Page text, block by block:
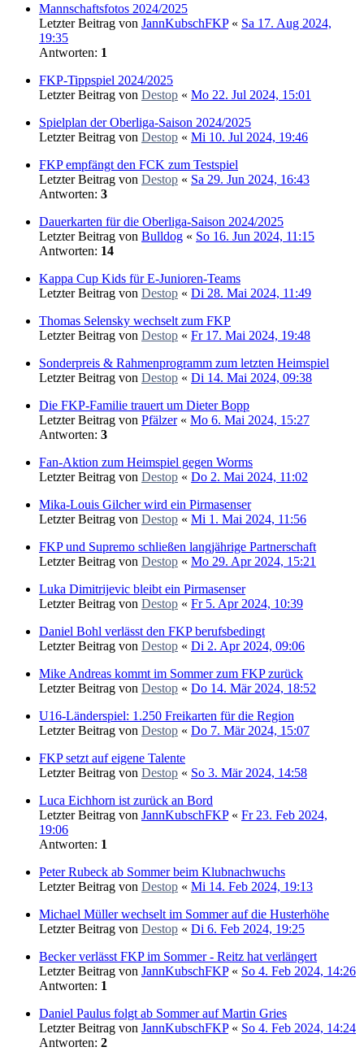
Mannschaftsfotos 2024/2025
Letzter Beitrag von JannKubschFKP« Sa 17. Aug 2024,
19:35
Antworten: 1
FKP-Tippspiel 2024/2025
Letzter Beitrag von Destop « Mo 22. Jul 2024, 15:01
Spielplan der Oberliga-Saison 2024/2025
Letzter Beitrag von Destop « Mi 10. Jul 2024, 19:46
FKP empfängt den FCK zum Testspiel
Letzter Beitrag von Destop « Sa 29. Jun 2024, 16:43
Antworten: 3
Dauerkarten für die Oberliga-Saison 2024/2025
Letzter Beitrag von Bulldog « So 16. Jun 2024, 11:15
Antworten: 14
Kappa Cup Kids für E-Junioren-Teams
Letzter Beitrag von Destop « Di 28. Mai 2024, 11:49
Thomas Selensky wechselt zum FKP
Letzter Beitrag von Destop « Fr 17. Mai 2024, 19:48
Sonderpreis & Rahmenprogramm zum letzten Heimspiel
Letzter Beitrag von Destop « Di 14. Mai 2024, 09:38
Die FKP-Familie trauert um Dieter Bopp
Letzter Beitrag von Pfälzer« Mo 6. Mai 2024, 15:27
Antworten: 3
Fan-Aktion zum Heimspiel gegen Worms
Letzter Beitrag von Destop « Do 2. Mai 2024, 11:02
Mika-Louis Gilcher wird ein Pirmasenser
Letzter Beitrag von Destop « Mi 1. Mai 2024, 11:56
FKP und Supremo schließen langjährige Partnerschaft
Letzter Beitrag von Destop « Mo 29. Apr 2024, 15:21
Luka Dimitrijevic bleibt ein Pirmasenser
Letzter Beitrag von Destop « Fr 5. Apr 2024, 10:39
Daniel Bohl verlässt den FKP berufsbedingt
Letzter Beitrag von Destop « Di 2. Apr 2024, 09:06
Mike Andreas kommt im Sommer zum FKP zurück
Letzter Beitrag von Destop « Do 14. Mär 2024, 18:52
U16-Länderspiel: 1.250 Freikarten für die Region
Letzter Beitrag von Destop « Do 7. Mär 2024, 15:07
FKP setzt auf eigene Talente
Letzter Beitrag von Destop « So 3. Mär 2024, 14:58
Luca Eichhorn ist zurück an Bord
Letzter Beitrag von JannKubschFKP« Fr 23. Feb 2024,
19:06
Antworten: 1
Peter Rubeck ab Sommer beim Klubnachwuchs
Letzter Beitrag von Destop « Mi 14. Feb 2024, 19:13
Michael Müller wechselt im Sommer auf die Husterhöhe
Letzter Beitrag von Destop « Di 6. Feb 2024, 19:25
Becker verlässt FKP im Sommer - Reitz hat verlängert
Letzter Beitrag von JannKubschFKP« So 4. Feb 2024, 14:26
Antworten: 1
Daniel Paulus folgt ab Sommer auf Martin Gries
Letzter Beitrag von JannKubschFKP« So 4. Feb 2024, 14:24
Antworten: 2